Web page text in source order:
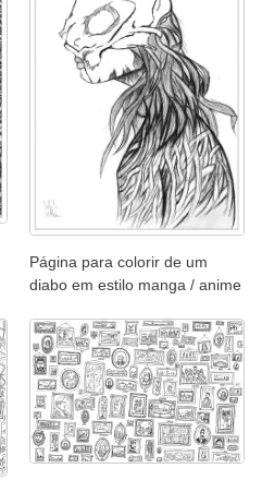
Página para colorir de um
diabo em estilo manga / anime